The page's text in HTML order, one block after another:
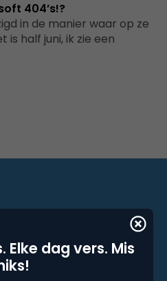
404’s!?
in de manier waar op ze
half juni, ik zie een
dag vers. Mis
dag vers. Mis niks!
nieuwsbrief
nieuwsbrief